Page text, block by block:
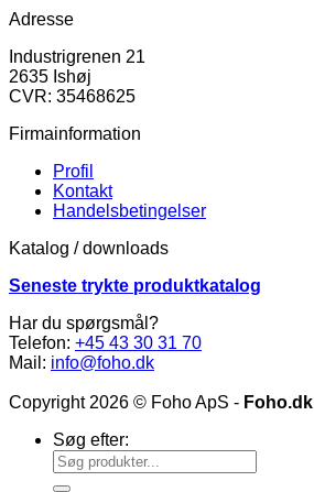
Adresse
Industrigrenen 21
2635 Ishøj
CVR: 35468625
Firmainformation
Profil
Kontakt
Handelsbetingelser
Katalog / downloads
Seneste trykte produktkatalog
Har du spørgsmål?
Telefon: +45 43 30 31 70
Mail: info@foho.dk
Copyright 2026 © Foho ApS - Foho.dk
Søg efter: